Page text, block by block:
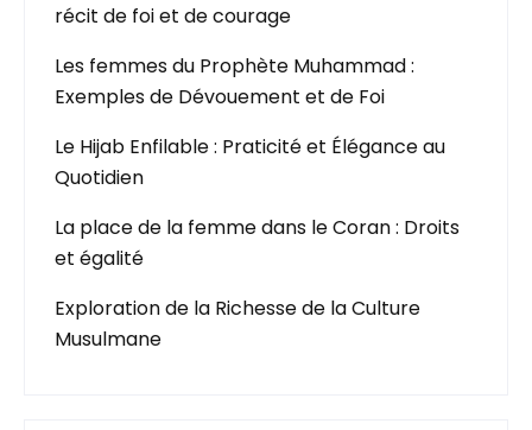
récit de foi et de courage
Les femmes du Prophète Muhammad :
Exemples de Dévouement et de Foi
Le Hijab Enfilable : Praticité et Élégance au
Quotidien
La place de la femme dans le Coran : Droits
et égalité
Exploration de la Richesse de la Culture
Musulmane